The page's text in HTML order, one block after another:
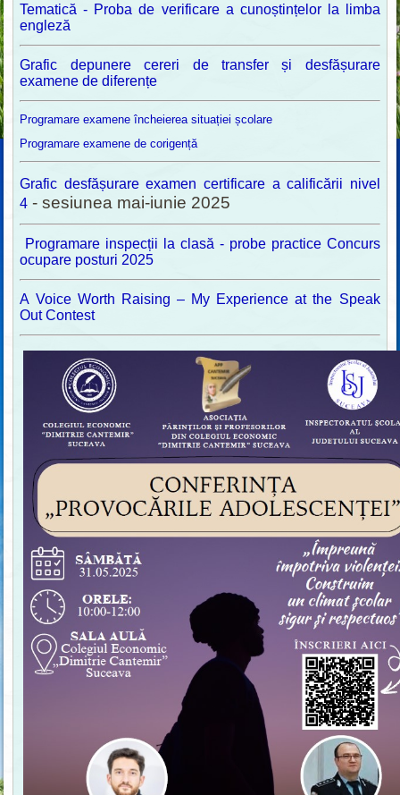
Tematică - Proba de verificare a cunoștințelor la limba
engleză
Grafic depunere cereri de transfer și desfășurare
examene de diferențe
Programare examene încheierea situației școlare
Programare examene de corigență
Grafic desfășurare examen certificare a calificării nivel
4 - sesiunea mai-iunie 2025
Programare inspecții la clasă - probe practice Concurs
ocupare posturi 2025
A Voice Worth Raising – My Experience at the Speak
Out Contest